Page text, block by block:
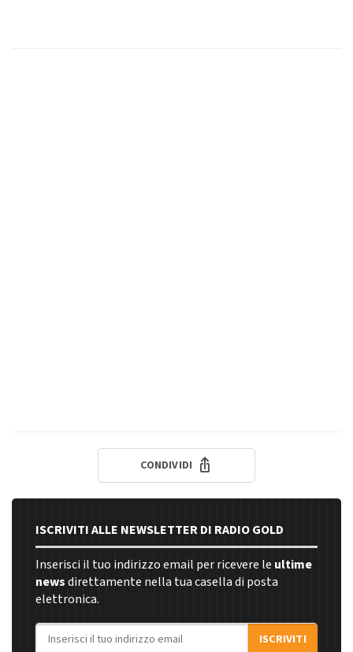
CONDIVIDI
ISCRIVITI ALLE NEWSLETTER DI RADIO GOLD
Inserisci il tuo indirizzo email per ricevere le ultime
newsdirettamente nella tua casella di posta
elettronica.
Indirizzo email
ISCRIVITI